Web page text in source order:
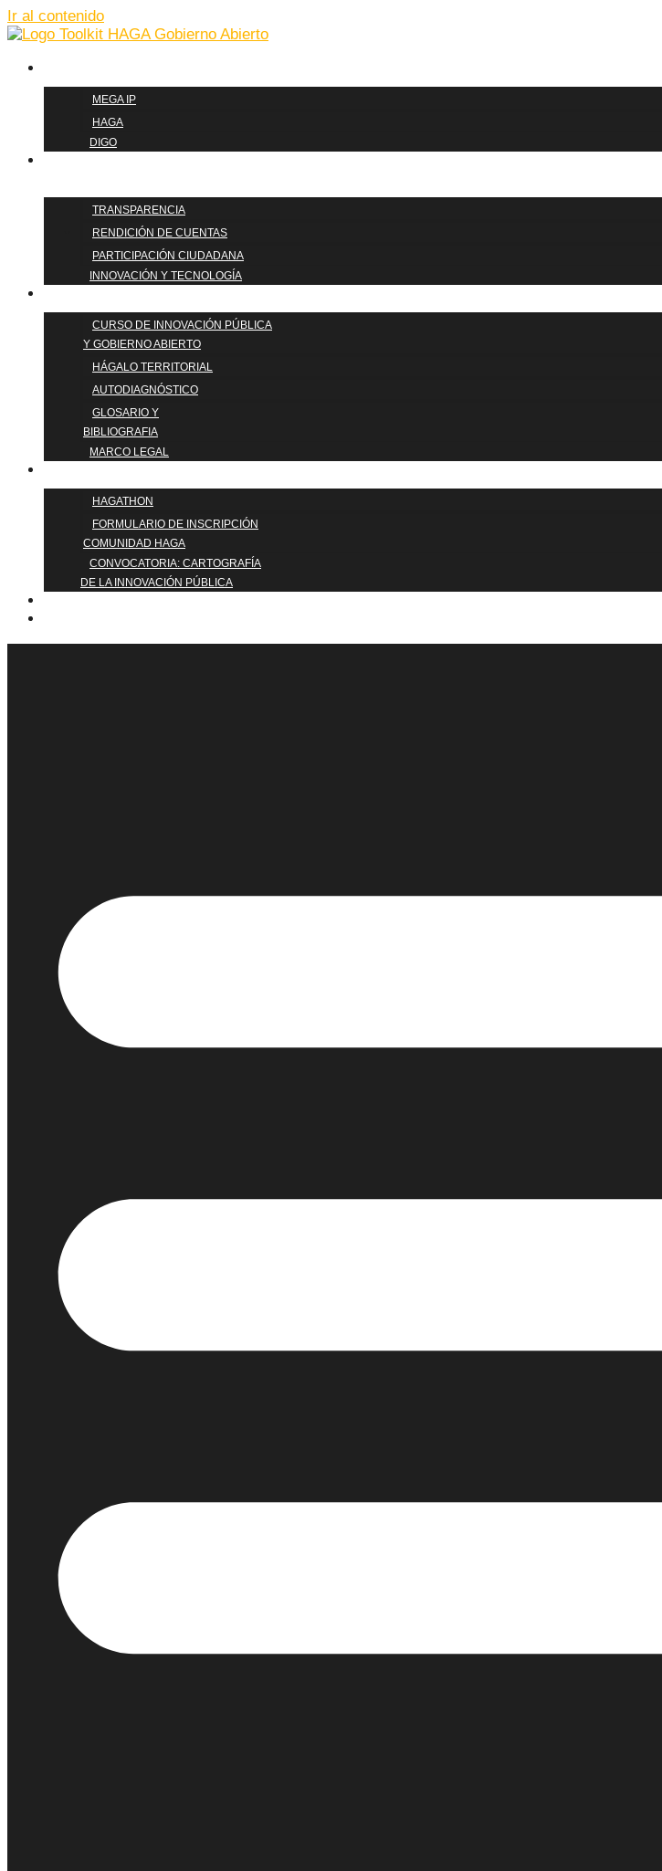
Ir al contenido
MEGA IP
HAGA
DIGO
TRANSPARENCIA
RENDICIÓN DE CUENTAS
PARTICIPACIÓN CIUDADANA
INNOVACIÓN Y TECNOLOGÍA
CURSO DE INNOVACIÓN PÚBLICA
Y GOBIERNO ABIERTO
HÁGALO TERRITORIAL
AUTODIAGNÓSTICO
GLOSARIO Y
BIBLIOGRAFIA
MARCO LEGAL
HAGATHON
FORMULARIO DE INSCRIPCIÓN
COMUNIDAD HAGA
CONVOCATORIA: CARTOGRAFÍA
DE LA INNOVACIÓN PÚBLICA